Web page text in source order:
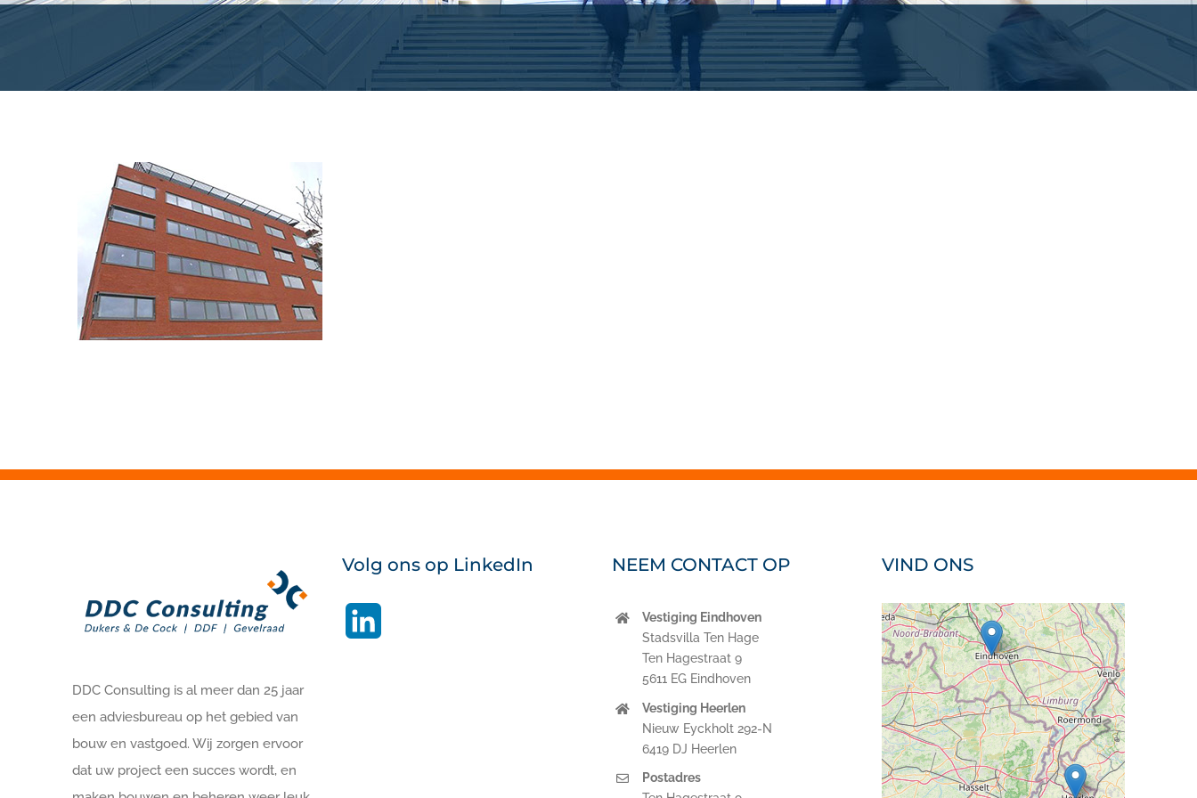
DDC Consulting is al meer dan 25 jaar
een adviesbureau op het gebied van
bouw en vastgoed. Wij zorgen ervoor
dat uw project een succes wordt, en
Volg ons op LinkedIn NEEM CONTACT OP
Vestiging Eindhoven
Stadsvilla Ten Hage
Ten Hagestraat 9
5611 EG Eindhoven
Vestiging Heerlen
Nieuw Eyckholt 292-N
6419 DJ Heerlen
Postadres
VIND ONS